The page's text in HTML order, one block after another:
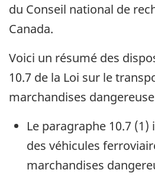
du Conseil national de
Canada.
Voici un résumé des
10.7 de la Loi sur le
marchandises
Le paragraphe 10.7
des véhicules
marchandises